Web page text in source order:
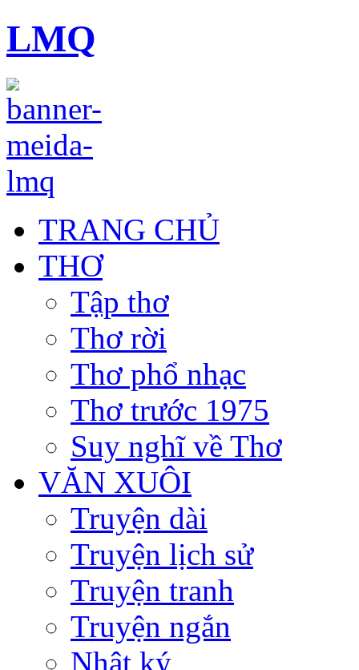
LMQ
TRANG CHỦ
THƠ
Tập thơ
Thơ rời
Thơ phổ nhạc
Thơ trước 1975
Suy nghĩ về Thơ
VĂN XUÔI
Truyện dài
Truyện lịch sử
Truyện tranh
Truyện ngắn
Nhật ký